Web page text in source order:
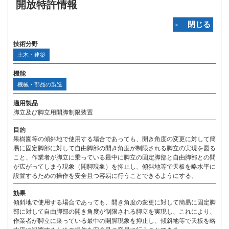
開放特許情報
‐ 閉じる
技術分野
土木・建築
機能
機械・部品の製造
適用製品
脚立及び脚立用開脚制限装置
目的
果樹園等の傾斜地で使用する場合であっても、開き角度の変更に対して簡
易に固定脚部に対して自由脚部の開き角度が制限される脚立の実現を図る
こと、作業者が脚立に乗っている最中に脚立の固定脚部と自由脚部との間
が広がってしまう現象（開脚現象）を抑止し、傾斜地等で天板を略水平に
設置するための操作を安全且つ容易に行うことできるようにする。
効果
傾斜地で使用する場合であっても、開き角度の変更に対して簡易に固定脚
部に対して自由脚部の開き角度が制限される脚立を実現し、これにより、
作業者が脚立に乗っている最中の開脚現象を抑止し、傾斜地等で天板を略